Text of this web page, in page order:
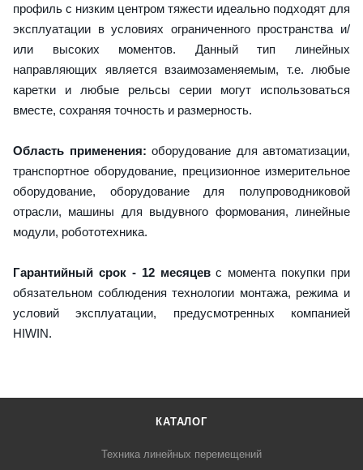
профиль с низким центром тяжести идеально подходят для
эксплуатации в условиях ограниченного пространства и/
или высоких моментов. Данный тип линейных
направляющих является взаимозаменяемым, т.е. любые
каретки и любые рельсы серии могут использоваться
вместе, сохраняя точность и размерность.
Область применения: оборудование для автоматизации,
транспортное оборудование, прецизионное измерительное
оборудование, оборудование для полупроводниковой
отрасли, машины для выдувного формования, линейные
модули, робототехника.
Гарантийный срок - 12 месяцевс момента покупки при
обязательном соблюдения технологии монтажа, режима и
условий эксплуатации, предусмотренных компанией
HIWIN.
КАТАЛОГ
Техника линейных перемещений